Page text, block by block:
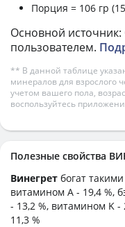
Порция = 106 гр
Основной
пользователем.
** В данной таблице
минералов для взрослого
учетом вашего пола,
воспользуйтесь
Полезные свойства
Винегрет богат
витамином А - 19,4 %,
- 13,2 %, витамином K -
11,3 %